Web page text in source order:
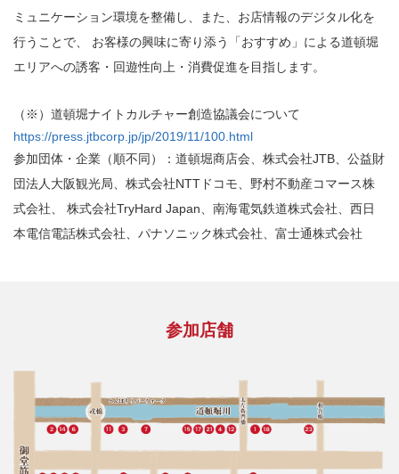
ミュニケーション環境を整備し、また、お店情報のデジタル化を
行うことで、
お客様の興味に寄り添う「おすすめ」による道頓堀
エリアへの誘客・回遊性向上・消費促進を目指します。
（※）道頓堀ナイトカルチャー創造協議会について
https://press.jtbcorp.jp/jp/2019/11/100.html
参加団体・企業（順不同）：道頓堀商店会、株式会社JTB、公益財
団法人大阪観光局、株式会社NTTドコモ、野村不動産コマース株
式会社、
株式会社TryHard Japan、南海電気鉄道株式会社、西日
本電信電話株式会社、パナソニック株式会社、富士通株式会社
参加店舗